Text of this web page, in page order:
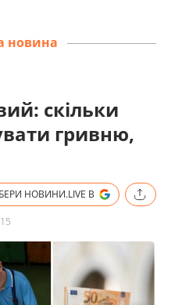
новина
скільки
гривню,
НОВИНИ.LIVE В